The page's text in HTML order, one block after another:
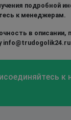
подробной
к менеджерам.
в
info@trudogolik24.ru
к